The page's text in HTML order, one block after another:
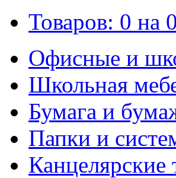
Товаров: 0 на
Офисные и
Школьная
Бумага и
Папки и
Канцелярские